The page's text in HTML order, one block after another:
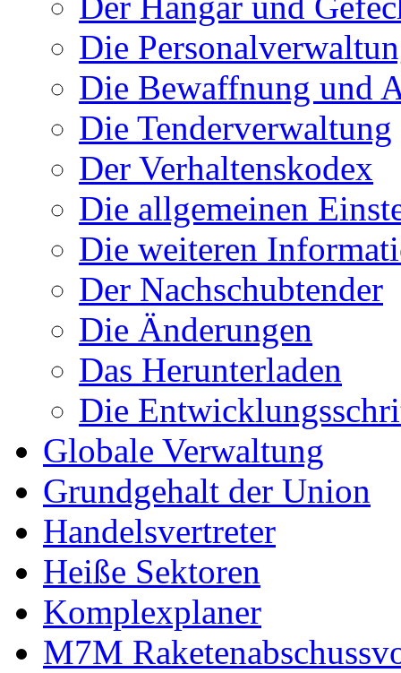
Die
Die Bewaffnung und
Die Tenderverwaltung
Der Verhaltenskodex
Die allgemeinen
Die weiteren
Der Nachschubtender
Die Änderungen
Das Herunterladen
Die
Globale Verwaltung
Grundgehalt der Union
Handelsvertreter
Heiße Sektoren
Komplexplaner
M7M